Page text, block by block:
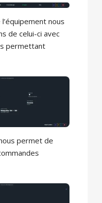
nous
de celui-ci avec
permettant
permet de